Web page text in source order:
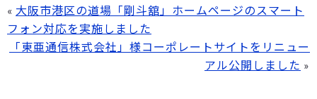
« 大阪市港区の道場「剛斗舘」ホームページのスマート
フォン対応を実施しました
「東亜通信株式会社」様コーポレートサイトをリニュー
アル公開しました »